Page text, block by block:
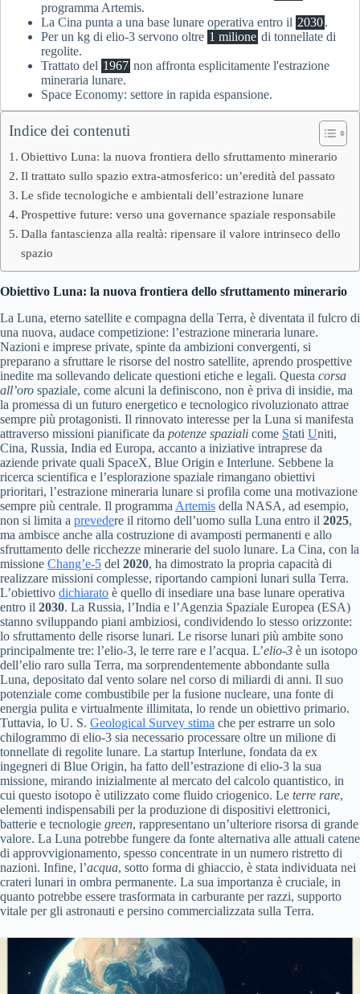
programma Artemis.
La Cina punta a una base lunare operativa entro il 2030.
Per un kg di elio-3 servono oltre 1 milione di tonnellate di
regolite.
Trattato del 1967 non affronta esplicitamente l'estrazione
mineraria lunare.
Space Economy: settore in rapida espansione.
Indice dei contenuti
Obiettivo Luna: la nuova frontiera dello sfruttamento minerario
Il trattato sullo spazio extra-atmosferico: un’eredità del passato
Le sfide tecnologiche e ambientali dell’estrazione lunare
Prospettive future: verso una governance spaziale responsabile
Dalla fantascienza alla realtà: ripensare il valore intrinseco dello
spazio
Obiettivo Luna: la nuova frontiera dello sfruttamento minerario
La Luna, eterno satellite e compagna della Terra, è diventata il fulcro di
una nuova, audace competizione: l’estrazione mineraria lunare.
Nazioni e imprese private, spinte da ambizioni convergenti, si
preparano a sfruttare le risorse del nostro satellite, aprendo prospettive
inedite ma sollevando delicate questioni etiche e legali. Questa corsa
all’oro spaziale, come alcuni la definiscono, non è priva di insidie, ma
la promessa di un futuro energetico e tecnologico rivoluzionato attrae
sempre più protagonisti. Il rinnovato interesse per la Luna si manifesta
attraverso missioni pianificate da potenze spaziali come Stati Uniti,
Cina, Russia, India ed Europa, accanto a iniziative intraprese da
aziende private quali SpaceX, Blue Origin e Interlune. Sebbene la
ricerca scientifica e l’esplorazione spaziale rimangano obiettivi
prioritari, l’estrazione mineraria lunare si profila come una motivazione
sempre più centrale. Il programma Artemis della NASA, ad esempio,
non si limita a prevedere il ritorno dell’uomo sulla Luna entro il 2025,
ma ambisce anche alla costruzione di avamposti permanenti e allo
sfruttamento delle ricchezze minerarie del suolo lunare. La Cina, con la
missione Chang’e-5 del 2020, ha dimostrato la propria capacità di
realizzare missioni complesse, riportando campioni lunari sulla Terra.
L’obiettivo dichiarato è quello di insediare una base lunare operativa
entro il 2030. La Russia, l’India e l’Agenzia Spaziale Europea (ESA)
stanno sviluppando piani ambiziosi, condividendo lo stesso orizzonte:
lo sfruttamento delle risorse lunari. Le risorse lunari più ambite sono
principalmente tre: l’elio-3, le terre rare e l’acqua. L’elio-3 è un isotopo
dell’elio raro sulla Terra, ma sorprendentemente abbondante sulla
Luna, depositato dal vento solare nel corso di miliardi di anni. Il suo
potenziale come combustibile per la fusione nucleare, una fonte di
energia pulita e virtualmente illimitata, lo rende un obiettivo primario.
Tuttavia, lo U. S. Geological Survey stima che per estrarre un solo
chilogrammo di elio-3 sia necessario processare oltre un milione di
tonnellate di regolite lunare. La startup Interlune, fondata da ex
ingegneri di Blue Origin, ha fatto dell’estrazione di elio-3 la sua
missione, mirando inizialmente al mercato del calcolo quantistico, in
cui questo isotopo è utilizzato come fluido criogenico. Le terre rare,
elementi indispensabili per la produzione di dispositivi elettronici,
batterie e tecnologie green, rappresentano un’ulteriore risorsa di grande
valore. La Luna potrebbe fungere da fonte alternativa alle attuali catene
di approvvigionamento, spesso concentrate in un numero ristretto di
nazioni. Infine, l’acqua, sotto forma di ghiaccio, è stata individuata nei
crateri lunari in ombra permanente. La sua importanza è cruciale, in
quanto potrebbe essere trasformata in carburante per razzi, supporto
vitale per gli astronauti e persino commercializzata sulla Terra.